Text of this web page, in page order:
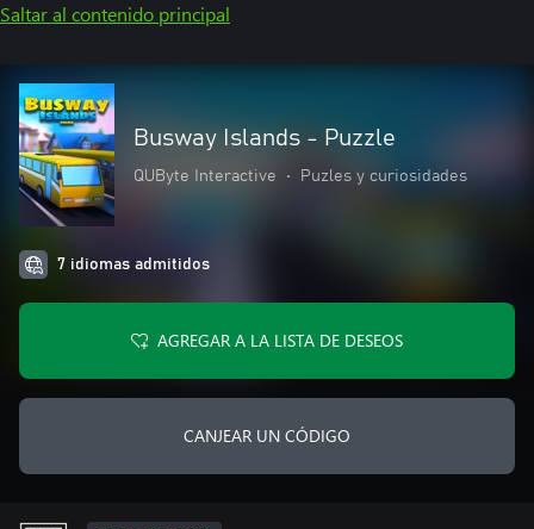
Saltar al contenido principal
Busway Islands - Puzzle
QUByte Interactive • Puzles y curiosidades
7 idiomas admitidos
AGREGAR A LA LISTA DE DESEOS
CANJEAR UN CÓDIGO